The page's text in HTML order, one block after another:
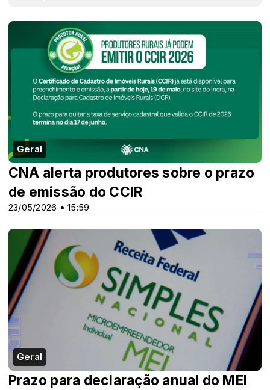
Geral
23/05/2026 • 15:59
CNA alerta produtores sobre o prazo
de emissão do CCIR
Geral
Prazo para declaração anual do MEI